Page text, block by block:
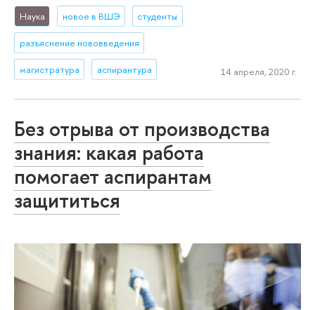
Наука новое в ВШЭ студенты
разъяснение нововведения
магистратура аспирантура 14 апреля, 2020 г.
Без отрыва от производства
знания: какая работа
помогает аспирантам
защититься